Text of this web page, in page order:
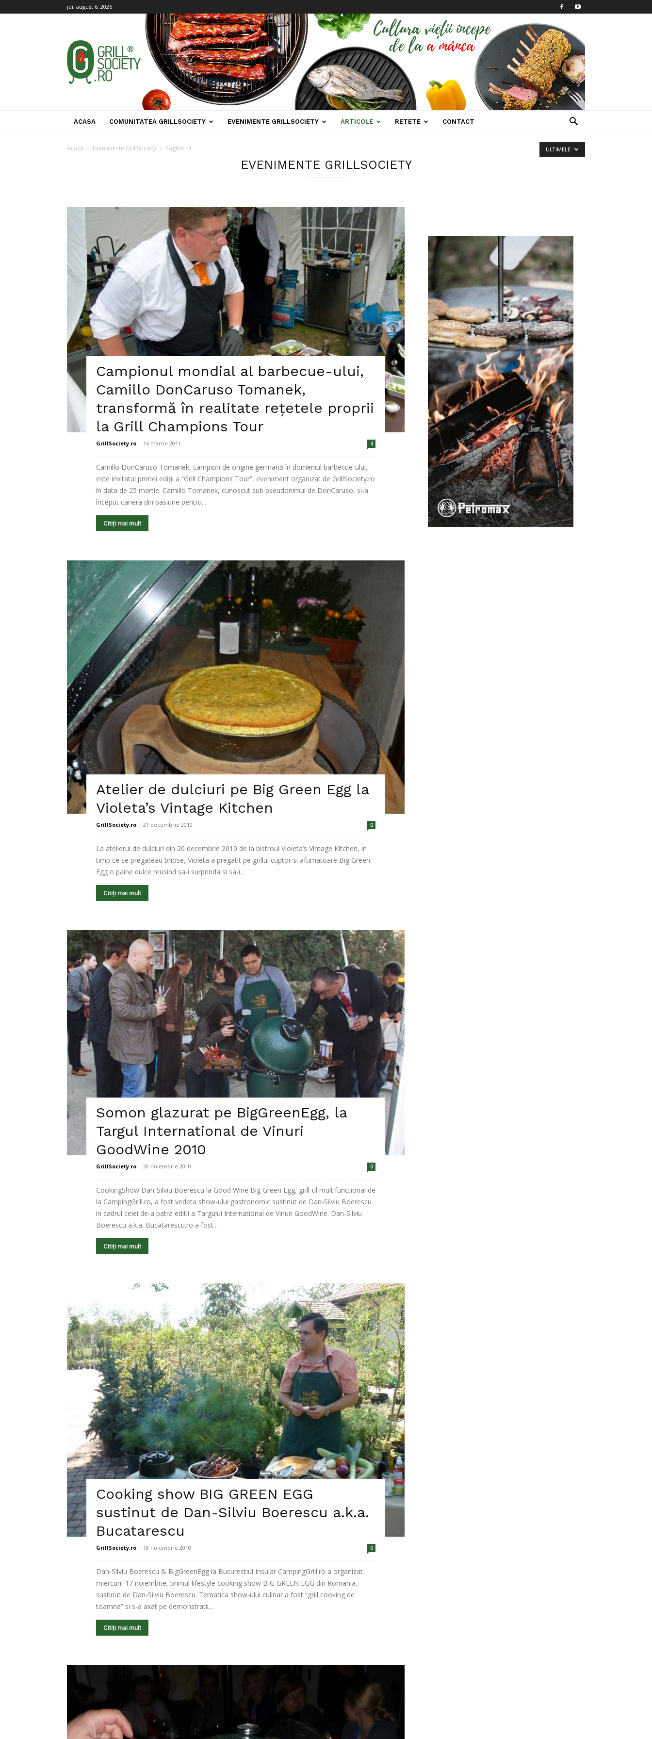
joi, august 6, 2026
Grill
Society
ACASA COMUNITATEA GRILLSOCIETY EVENIMENTE GRILLSOCIETY ARTICOLE RETETE CONTACT
Acasă Evenimente GrillSociety Pagina 11
EVENIMENTE GRILLSOCIETY
ULTIMELE
Campionul mondial al barbecue-ului,
Camillo DonCaruso Tomanek,
transformă în realitate reţetele proprii
la Grill Champions Tour
GrillSociety.ro - 16 martie 2011 4
Camillo DonCaruso Tomanek, campion de origine germană în domeniul barbecue-ului,
este invitatul primei ediţii a “Grill Champions Tour”, eveniment organizat de GrillSociety.ro
în data de 25 martie. Camillo Tomanek, cunoscut sub pseudonimul de DonCaruso, şi-a
început cariera din pasiune pentru...
Citiți mai mult
Atelier de dulciuri pe Big Green Egg la
Violeta’s Vintage Kitchen
GrillSociety.ro - 21 decembrie 2010 0
La atelierul de dulciuri din 20 decembrie 2010 de la bistroul Violeta’s Vintage Kitchen, in
timp ce se pregateau briose, Violeta a pregatit pe grillul cuptor si afumatoare Big Green
Egg o paine dulce reusind sa-i surprinda si sa-i...
Citiți mai mult
Somon glazurat pe BigGreenEgg, la
Targul International de Vinuri
GoodWine 2010
GrillSociety.ro - 30 noiembrie 2010 0
CookingShow Dan-Silviu Boerescu la Good Wine Big Green Egg, grill-ul multifunctional de
la CampingGrill.ro, a fost vedeta show-ului gastronomic sustinut de Dan-Silviu Boerescu
in cadrul celei de-a patra editii a Targului International de Vinuri GoodWine. Dan-Silviu
Boerescu a.k.a. Bucatarescu.ro a fost...
Citiți mai mult
Cooking show BIG GREEN EGG
sustinut de Dan-Silviu Boerescu a.k.a.
Bucatarescu
GrillSociety.ro - 18 noiembrie 2010 0
Dan-Silviu Boerescu & BigGreenEgg la Bucurestiul Insular CampingGrill.ro a organizat
miercuri, 17 noiembrie, primul lifestyle cooking show BIG GREEN EGG din Romania,
sustinut de Dan-Silviu Boerescu. Tematica show-ului culinar a fost “grill cooking de
toamna” si s-a axat pe demonstratii...
Citiți mai mult